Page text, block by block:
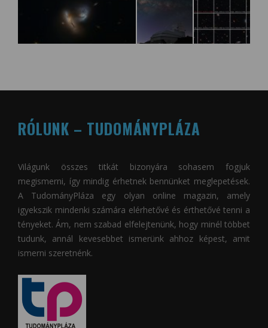
RÓLUNK – TUDOMÁNYPLÁZA
Világunk összes titkát bizonyára sohasem fogjuk
megismerni, így mindig érhetnek bennünket meglepetések.
A TudományPláza egy olyan online magazin, amely
igyekszik mindenki számára elérhetővé és érthetővé tenni a
tényeket. Ám, nem szabad elfelejtenünk, hogy minél többet
tudunk, annál kevesebbet ismerünk ahhoz képest, amit
ismerni szeretnénk.